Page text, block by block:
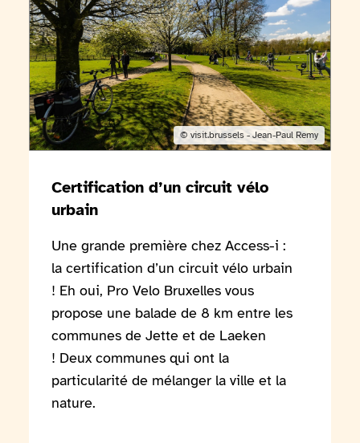
Copyright:
© visit.brussels - Jean-Paul Remy
Certification d’un circuit vélo
urbain
Une grande première chez Access-i :
la certification d’un circuit vélo urbain
! Eh oui, Pro Velo Bruxelles vous
propose une balade de 8 km entre les
communes de Jette et de Laeken
! Deux communes qui ont la
particularité de mélanger la ville et la
nature.